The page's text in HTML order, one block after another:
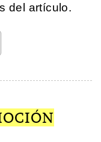
del artículo.